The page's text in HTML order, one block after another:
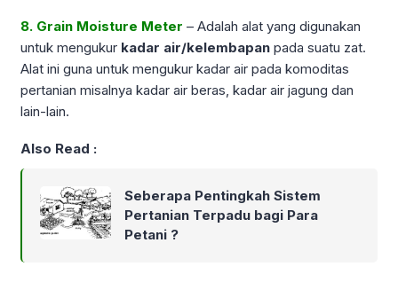
8. Grain Moisture Meter – Adalah alat yang digunakan
untuk mengukur kadar air/kelembapan pada suatu zat.
Alat ini guna untuk mengukur kadar air pada komoditas
pertanian misalnya kadar air beras, kadar air jagung dan
lain-lain.
Also Read :
Seberapa Pentingkah Sistem
Pertanian Terpadu bagi Para
Petani ?